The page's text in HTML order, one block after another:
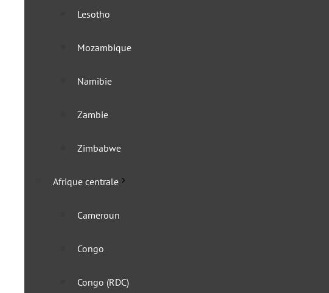
Lesotho
Mozambique
Namibie
Zambie
Zimbabwe
Afrique centrale
Cameroun
Congo
Congo (RDC)